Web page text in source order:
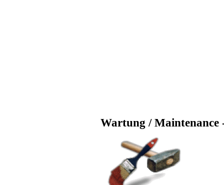
Wartung / Maintenance